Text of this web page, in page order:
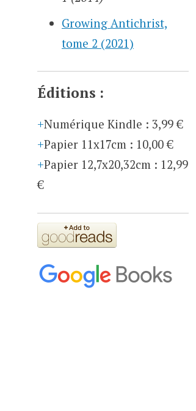
Growing Antichrist,
tome 2 (2021)
Éditions :
Numérique Kindle : 3,99 €
Papier 11x17cm : 10,00 €
Papier 12,7x20,32cm : 12,99
€